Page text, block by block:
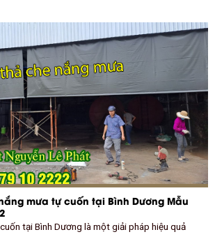
mưa tự cuốn tại Bình Dương Mẫu
tại Bình Dương là một giải pháp hiệu quả